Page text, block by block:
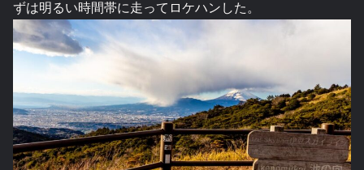
ずは明るい時間帯に走ってロケハンした。